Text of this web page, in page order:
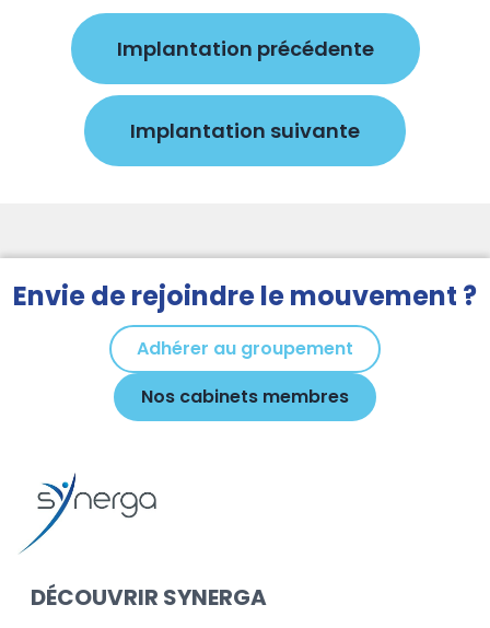
Implantation précédente
Implantation suivante
Envie de rejoindre le mouvement ?
Adhérer au groupement
Nos cabinets membres
DÉCOUVRIR SYNERGA